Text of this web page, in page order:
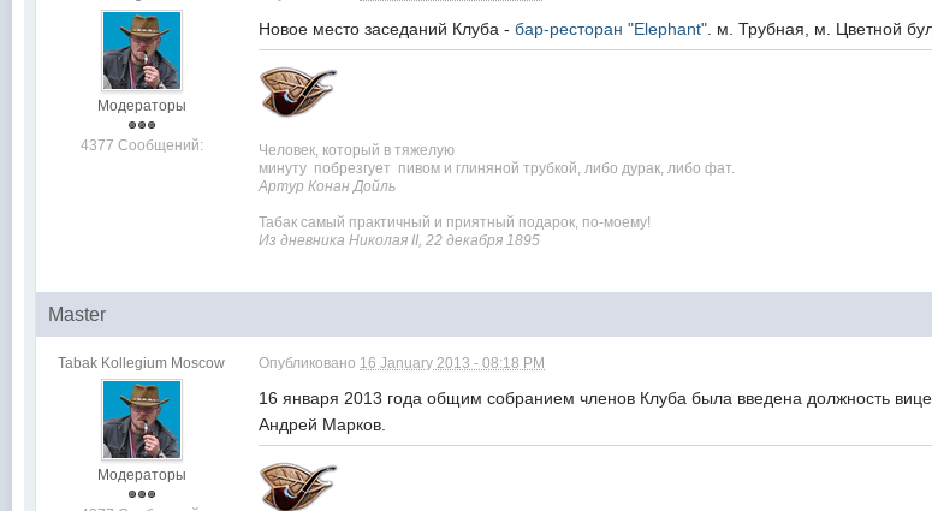
Модераторы
4377 Сообщений:
Новое место заседаний Клуба -бар-ресторан "Elephant". м. Трубная, м. Цветной
Человек, который в тяжелую
минуту побрезгует пивом и глиняной трубкой, либо дурак, либо фат.
Артур Конан Дойль
Табак самый практичный и приятный подарок, по-моему!
Из дневника Николая II, 22 декабря 1895
Master
Tabak Kollegium Moscow
Модераторы
Опубликовано 16 January 2013 - 08:18 PM
16 января 2013 года общим собранием членов Клуба была введена должность
Андрей Марков.